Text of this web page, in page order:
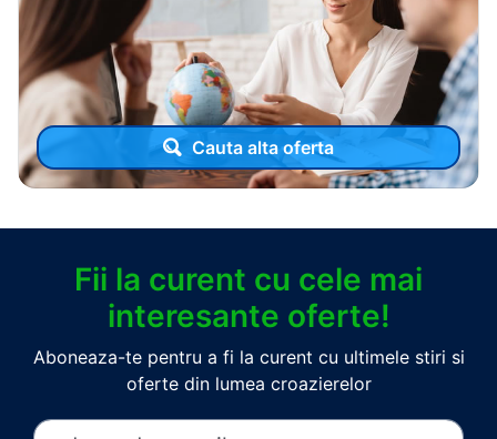
Cauta alta oferta
Fii la curent cu cele mai
interesante oferte!
Aboneaza-te pentru a fi la curent cu ultimele stiri si
oferte din lumea croazierelor